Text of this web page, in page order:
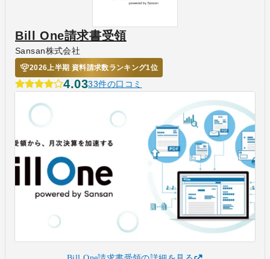
Bill One請求書受領
Sansan株式会社
2026上半期 資料請求数ランキング1位
4.0333件の口コミ